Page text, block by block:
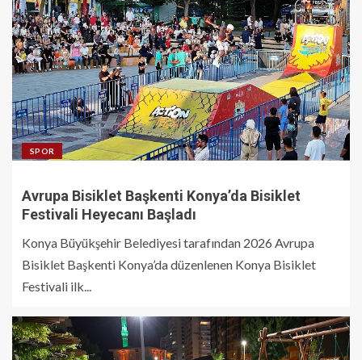
SPOR
Avrupa Bisiklet Başkenti Konya’da Bisiklet
Festivali Heyecanı Başladı
Konya Büyükşehir Belediyesi tarafından 2026 Avrupa
Bisiklet Başkenti Konya’da düzenlenen Konya Bisiklet
Festivali ilk...